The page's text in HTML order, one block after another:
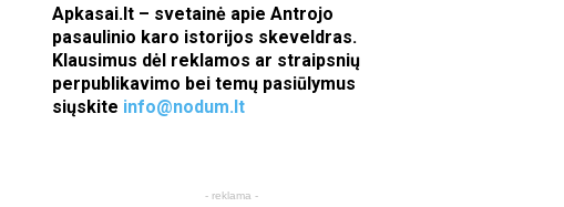
Apkasai.lt – svetainė apie Antrojo
pasaulinio karo istorijos skeveldras.
Klausimus dėl reklamos ar straipsnių
perpublikavimo bei temų pasiūlymus
siųskite info@nodum.lt
- reklama -